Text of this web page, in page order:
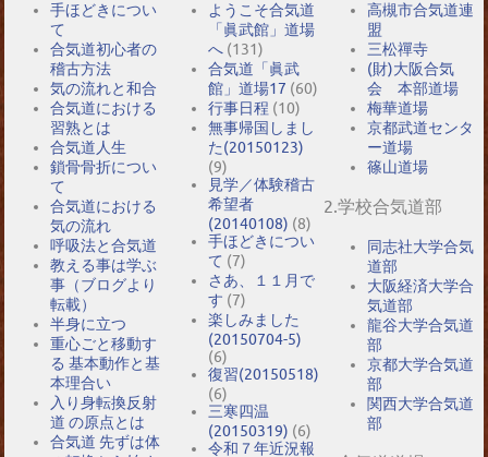
手ほどきについ
て
合気道初心者の
稽古方法
気の流れと和合
合気道における
習熟とは
合気道人生
鎖骨骨折につい
て
合気道における
気の流れ
呼吸法と合気道
教える事は学ぶ
事（ブログより
転載）
半身に立つ
重心ごと移動す
る 基本動作と基
本理合い
入り身転換反射
道 の原点とは
合気道 先ずは体
ようこそ合気道
「眞武館」道場
へ (131)
合気道「眞武
館」道場17 (60)
行事日程 (10)
無事帰国しまし
た(20150123)
(9)
見学／体験稽古
希望者
(20140108) (8)
手ほどきについ
て (7)
さあ、１１月で
す (7)
楽しみました
(20150704-5)
(6)
復習(20150518)
(6)
三寒四温
(20150319) (6)
令和７年近況報
高槻市合気道連
盟
三松禪寺
(財)大阪合気
会 本部道場
梅華道場
京都武道センタ
ー道場
篠山道場
2.学校合気道部
同志社大学合気
道部
大阪経済大学合
気道部
龍谷大学合気道
部
京都大学合気道
部
関西大学合気道
部